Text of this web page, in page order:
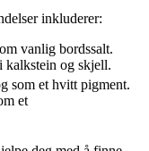
inkluderer:
vanlig bordssalt.
kalkstein og skjell.
som et hvitt pigment.
et